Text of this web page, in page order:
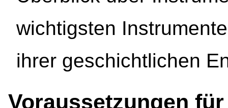
wichtigsten
ihrer geschichtlichen
Voraussetzungen